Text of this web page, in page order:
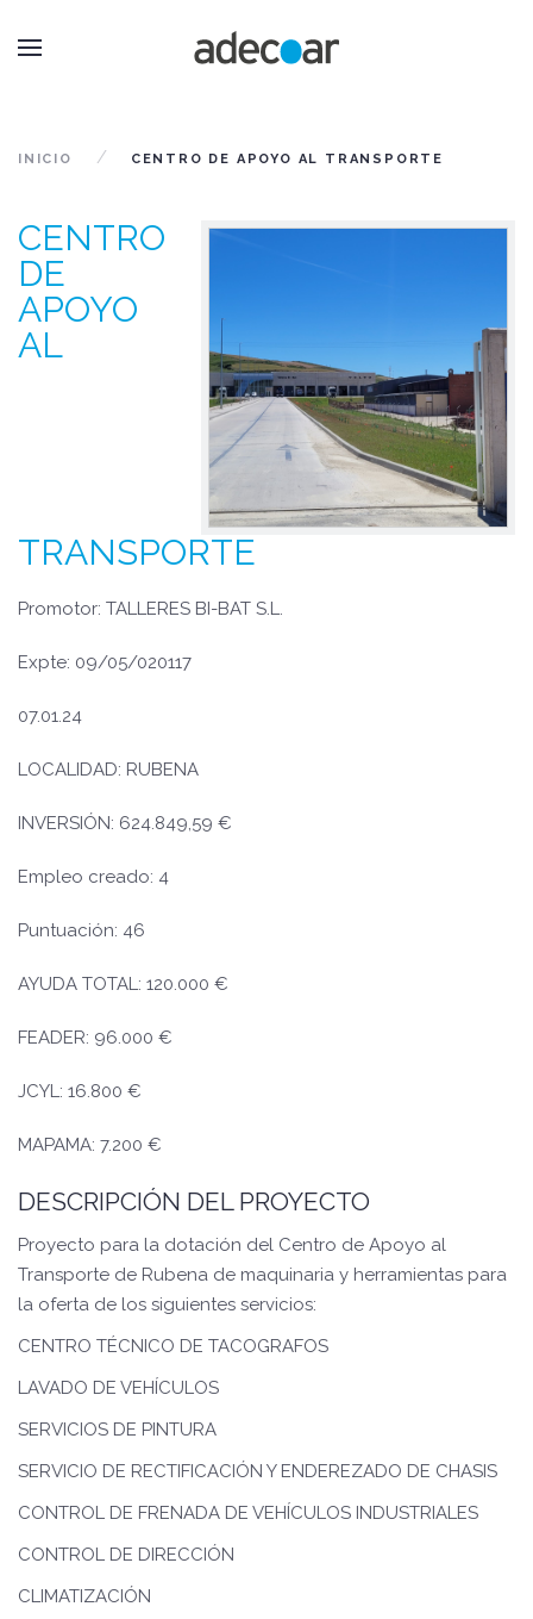
INICIO CENTRO DE APOYO AL TRANSPORTE
CENTRO
DE
APOYO
AL
TRANSPORTE
Promotor: TALLERES BI-BAT S.L.
Expte: 09/05/020117
07.01.24
LOCALIDAD: RUBENA
INVERSIÓN: 624.849,59 €
Empleo creado: 4
Puntuación: 46
AYUDA TOTAL: 120.000 €
FEADER: 96.000 €
JCYL: 16.800 €
MAPAMA: 7.200 €
DESCRIPCIÓN DEL PROYECTO
Proyecto para la dotación del Centro de Apoyo al
Transporte de Rubena de maquinaria y herramientas para
la oferta de los siguientes servicios:
CENTRO TÉCNICO DE TACOGRAFOS
LAVADO DE VEHÍCULOS
SERVICIOS DE PINTURA
SERVICIO DE RECTIFICACIÓN Y ENDEREZADO DE CHASIS
CONTROL DE FRENADA DE VEHÍCULOS INDUSTRIALES
CONTROL DE DIRECCIÓN
CLIMATIZACIÓN